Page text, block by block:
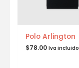
Polo Arlington
$78.00 Iva incluido